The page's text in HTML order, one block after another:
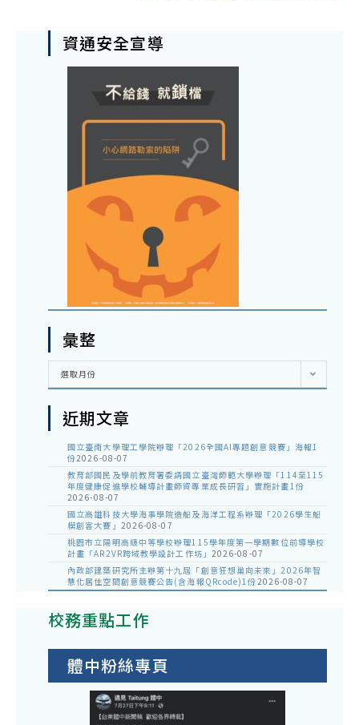
資通安全宣導
彙整
彙
選取月份
近期文章
國立臺南大學理工學院辦理「2026全國AI專題創意競賽」海報1
份2026-08-07
教育部國民及學前教育署委請國立臺灣師範大學辦理「114至115
年度健康促進學校輔導計畫師資專業成長研習」實施計畫1份
2026-08-07
國立高雄科技大學海事學院造船及海洋工程系辦理「2026學生船
模創客大賽」 2026-08-07
桃園市立陽明高級中等學校辦理115學年度第一學期數位前導學校
計畫「AR2VR跨域教學設計工作坊」 2026-08-07
內政部建築研究所主辦第十九屆「創意狂想巢向未來」2026年智
慧化居住空間創意競賽公告(含海報QRcode)1份2026-08-07
校務重點工作
體中粉絲專頁